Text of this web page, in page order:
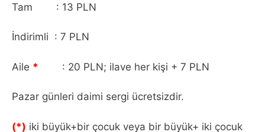
Tam : 13 PLN
İndirimli : 7 PLN
Aile * : 20 PLN; ilave her kişi + 7 PLN
Pazar günleri daimi sergi ücretsizdir.
(*) iki büyük+bir çocuk veya bir büyük+ iki çocuk